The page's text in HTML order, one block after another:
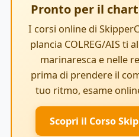
Pronto per il
I corsi online di
plancia COLREG/AIS ti
marinaresca e nelle
prima di prendere il
tuo ritmo, esame
Scopri il Corso